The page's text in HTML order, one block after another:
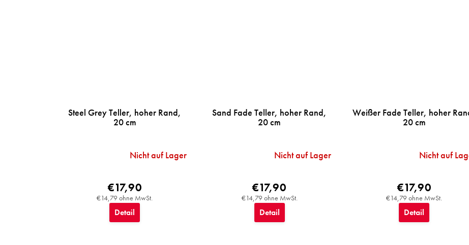
Steel Grey Teller, hoher Rand,
20 cm
Nicht auf Lager
€14,79 ohne MwSt.
€17,90
Detail
Sand Fade Teller, hoher Rand,
20 cm
Nicht auf Lager
€14,79 ohne MwSt.
€17,90
Detail
Weißer Fade Teller, hoher
20 cm
Nicht auf
€14,79 ohne MwSt.
€17,90
Detail